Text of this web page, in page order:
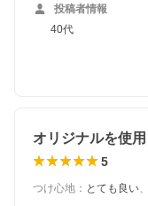
投稿者情報
40代
5
つけ心地 ： とても良い、